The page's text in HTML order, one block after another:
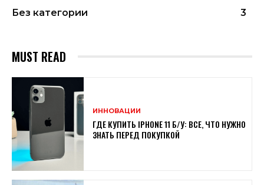
Без категории
3
MUST READ
ИННОВАЦИИ
ГДЕ КУПИТЬ IPHONE 11 Б/У: ВСЕ, ЧТО НУЖНО
ЗНАТЬ ПЕРЕД ПОКУПКОЙ